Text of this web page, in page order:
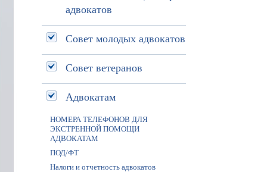
адвокатов
Совет молодых адвокатов
Совет ветеранов
Адвокатам
НОМЕРА ТЕЛЕФОНОВ ДЛЯ
ЭКСТРЕННОЙ ПОМОЩИ
АДВОКАТАМ
ПОД/ФТ
Налоги и отчетность адвокатов